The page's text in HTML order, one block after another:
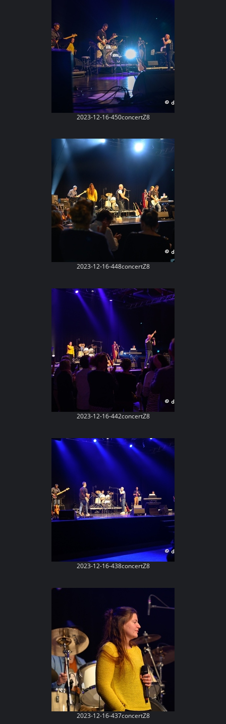
2023-12-16-450concertZ8
2023-12-16-448concertZ8
2023-12-16-442concertZ8
2023-12-16-438concertZ8
2023-12-16-437concertZ8